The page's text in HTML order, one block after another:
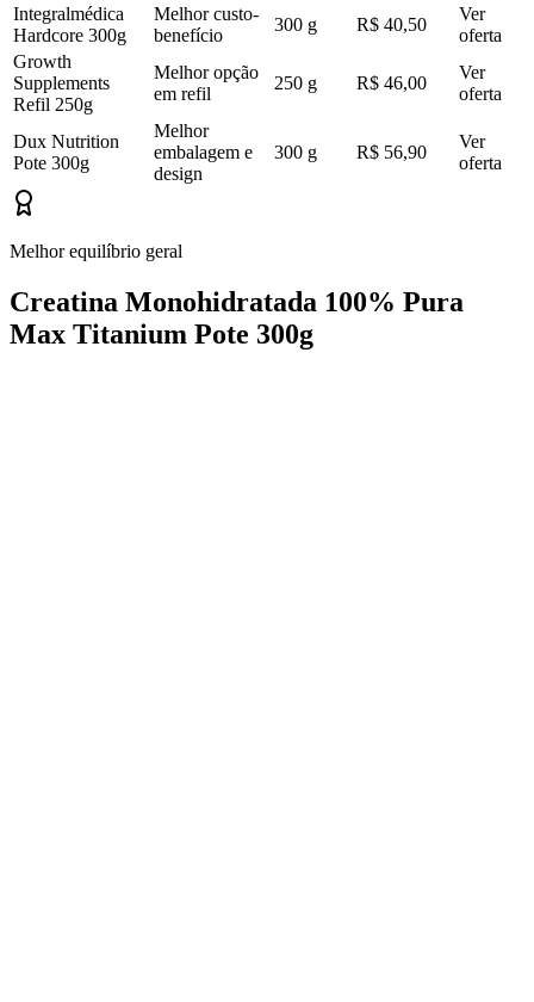
Integralmédica
Hardcore 300g
Melhor custo-
benefício
300 g R$ 40,50
Ver
oferta
Growth
Supplements
Refil 250g
Melhor opção
em refil
250 g R$ 46,00
Ver
oferta
Dux Nutrition
Pote 300g
Melhor
embalagem e
design
300 g R$ 56,90
Ver
oferta
Melhor equilíbrio geral
Creatina Monohidratada 100% Pura
Max Titanium Pote 300g